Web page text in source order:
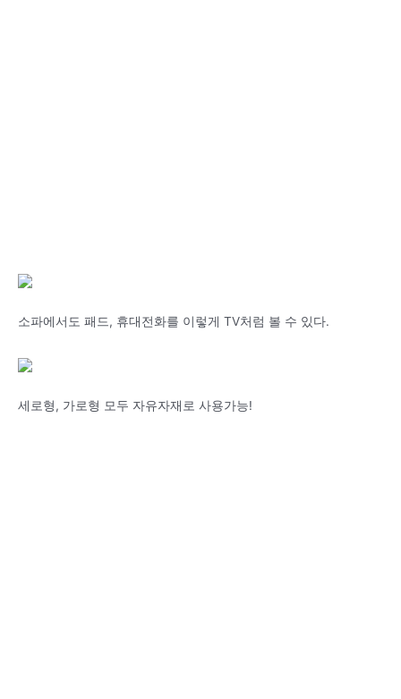
소파에서도 패드, 휴대전화를 이렇게 TV처럼 볼 수 있다.
세로형, 가로형 모두 자유자재로 사용가능!